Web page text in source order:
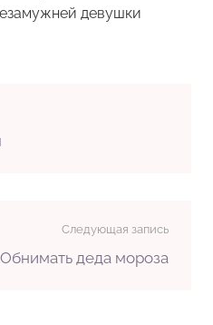
девушки
Следующая запись
Обнимать деда мороза